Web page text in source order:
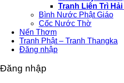
Tranh Liên Trì
Bình Nước Phật Giáo
Cốc Nước Thờ
Nến Thơm
Tranh Phật – Tranh Thangka
Đăng nhập
Đăng nhập